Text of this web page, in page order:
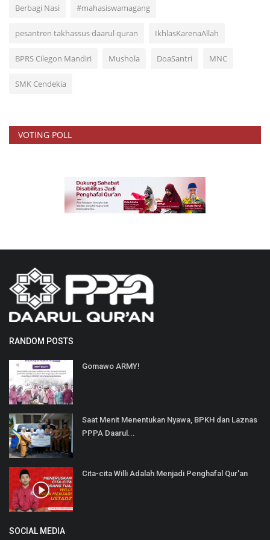
Berbagi Nasi #mahasiswamagang
pesantren takhassus daarul quran IkhlasKarenaAllah
BPRS Cilegon Mandiri Mushola DoaSantri MNC
SMK Cendekia
VOTING POLL
RANDOM POSTS
Gomawo ARMY!
Saat Menit Menentukan Nyawa, BPKH dan Laznas
PPPA Daarul...
Cita-cita Willi Adalah Menjadi Penghafal Qur'an
SOCIAL MEDIA